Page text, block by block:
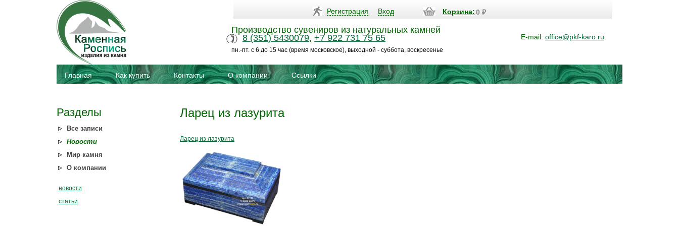
Регистрация Вход Корзина:0 ₽
Производство сувениров из натуральных камней
8 (351) 5430079, +7 922 731 75 65
пн.-пт. с 6 до 15 час (время московское), выходной - суббота, воскресенье
E-mail: office@pkf-karo.ru
Главная Как купить Контакты О компании Ссылки
Разделы
Все записи
Новости
Мир камня
О компании
новости
статьи
Ларец из лазурита
Ларец из лазурита